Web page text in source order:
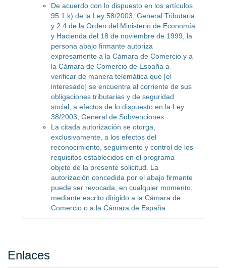
De acuerdo con lo dispuesto en los artículos
95.1 k) de la Ley 58/2003, General Tributaria
y 2.4 de la Orden del Ministerio de Economía
y Hacienda del 18 de noviembre de 1999, la
persona abajo firmante autoriza
expresamente a la Cámara de Comercio y a
la Cámara de Comercio de España a
verificar de manera telemática que [el
interesado] se encuentra al corriente de sus
obligaciones tributarias y de seguridad
social, a efectos de lo dispuesto en la Ley
38/2003, General de Subvenciones
La citada autorización se otorga,
exclusivamente, a los efectos del
reconocimiento, seguimiento y control de los
requisitos establecidos en el programa
objeto de la presente solicitud. La
autorización concedida por el abajo firmante
puede ser revocada, en cualquier momento,
mediante escrito dirigido a la Cámara de
Comercio o a la Cámara de España
Enlaces